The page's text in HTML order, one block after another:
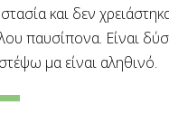
και δεν
παυσίπονα. Είναι
μα είναι αληθινό.